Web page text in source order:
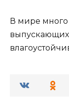
В мире
выпускающих